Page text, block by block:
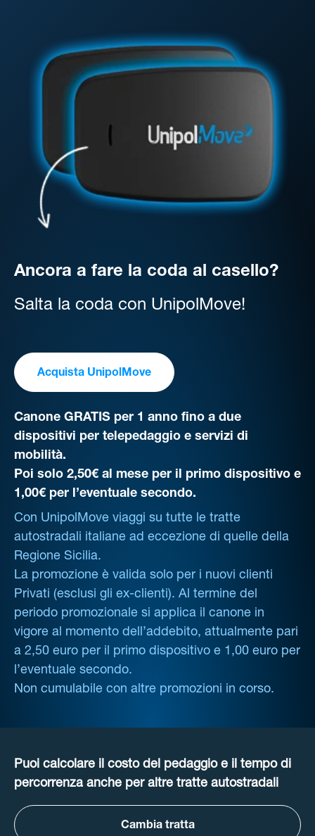
Ancora a fare la coda al casello?
Salta la coda con UnipolMove!
Acquista UnipolMove
Canone GRATIS per 1 anno fino a due
dispositivi per telepedaggio e servizi di
mobilità.
Poi solo 2,50€ al mese per il primo dispositivo e
1,00€ per l’eventuale secondo.
Con UnipolMove viaggi su tutte le tratte
autostradali italiane ad eccezione di quelle della
Regione Sicilia.
La promozione è valida solo per i nuovi clienti
Privati (esclusi gli ex-clienti). Al termine del
periodo promozionale si applica il canone in
vigore al momento dell’addebito, attualmente pari
a 2,50 euro per il primo dispositivo e 1,00 euro per
l’eventuale secondo.
Non cumulabile con altre promozioni in corso.
Puoi calcolare il costo del pedaggio e il tempo di
percorrenza anche per altre tratte autostradali
Cambia tratta